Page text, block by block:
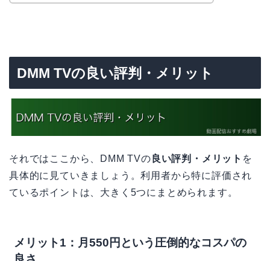
DMM TVの良い評判・メリット
それではここから、DMM TVの 良い評判・メリット を
具体的に見ていきましょう。利用者から特に評価され
ているポイントは、大きく5つにまとめられます。
メリット1：月550円という圧倒的なコスパの